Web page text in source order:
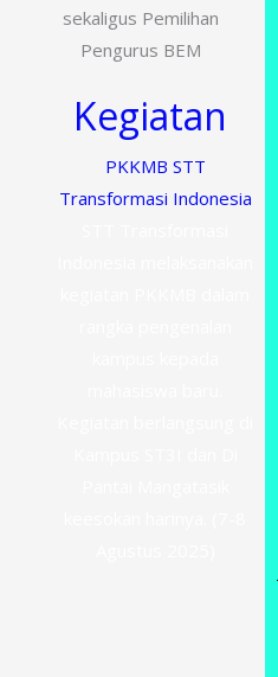
sekaligus Pemilihan
Pengurus BEM
Kegiatan
PKKMB STT
Transformasi Indonesia